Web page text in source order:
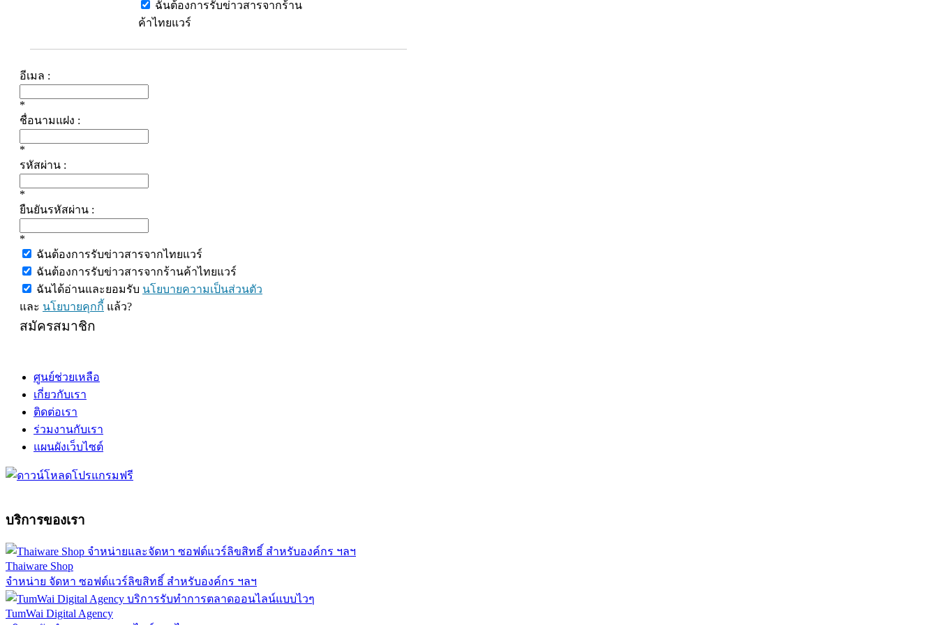
ฉันต้องการรับข่าวสารจากร้าน
ค้าไทยแวร์
อีเมล :
*
ชื่อนามแฝง :
*
รหัสผ่าน :
*
ยืนยันรหัสผ่าน :
*
ฉันต้องการรับข่าวสารจากไทยแวร์
ฉันต้องการรับข่าวสารจากร้านค้าไทยแวร์
ฉันได้อ่านและยอมรับ นโยบายความเป็นส่วนตัว
และ นโยบายคุกกี้ แล้ว?
สมัครสมาชิก
ศูนย์ช่วยเหลือ
เกี่ยวกับเรา
ติดต่อเรา
ร่วมงานกับเรา
แผนผังเว็บไซต์
บริการของเรา
Thaiware Shop
จำหน่าย จัดหา ซอฟต์แวร์ลิขสิทธิ์ สำหรับองค์กร ฯลฯ
TumWai Digital Agency